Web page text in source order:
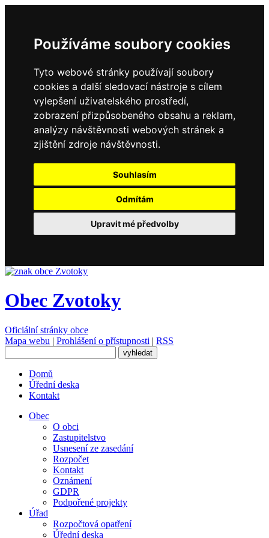
Používáme soubory cookies
Tyto webové stránky používají soubory
cookies a další sledovací nástroje s cílem
vylepšení uživatelského prostředí,
zobrazení přizpůsobeného obsahu a reklam,
analýzy návštěvnosti webových stránek a
zjištění zdroje návštěvnosti.
Souhlasím
Odmítám
Upravit mé předvolby
Obec Zvotoky
Oficiální stránky obce
Mapa webu | Prohlášení o přístupnosti | RSS
Domů
Úřední deska
Kontakt
Obec
O obci
Zastupitelstvo
Usnesení ze zasedání
Rozpočet
Kontakt
Oznámení
GDPR
Podpořené projekty
Úřad
Rozpočtová opatření
Úřední deska